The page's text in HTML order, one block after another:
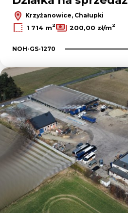
Krzyżanowice, Chałupki
1 714 m2 200,00 zł/m2
NOH-GS-1270